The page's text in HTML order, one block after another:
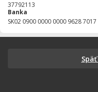
37792113
Banka
SK02 0900 0000 0000 9628 7017